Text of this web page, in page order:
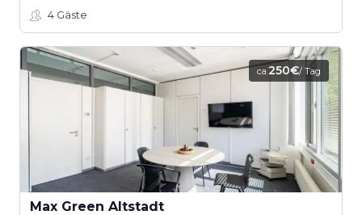
4 Gäste
ca.250€/ Tag
Max Green Altstadt